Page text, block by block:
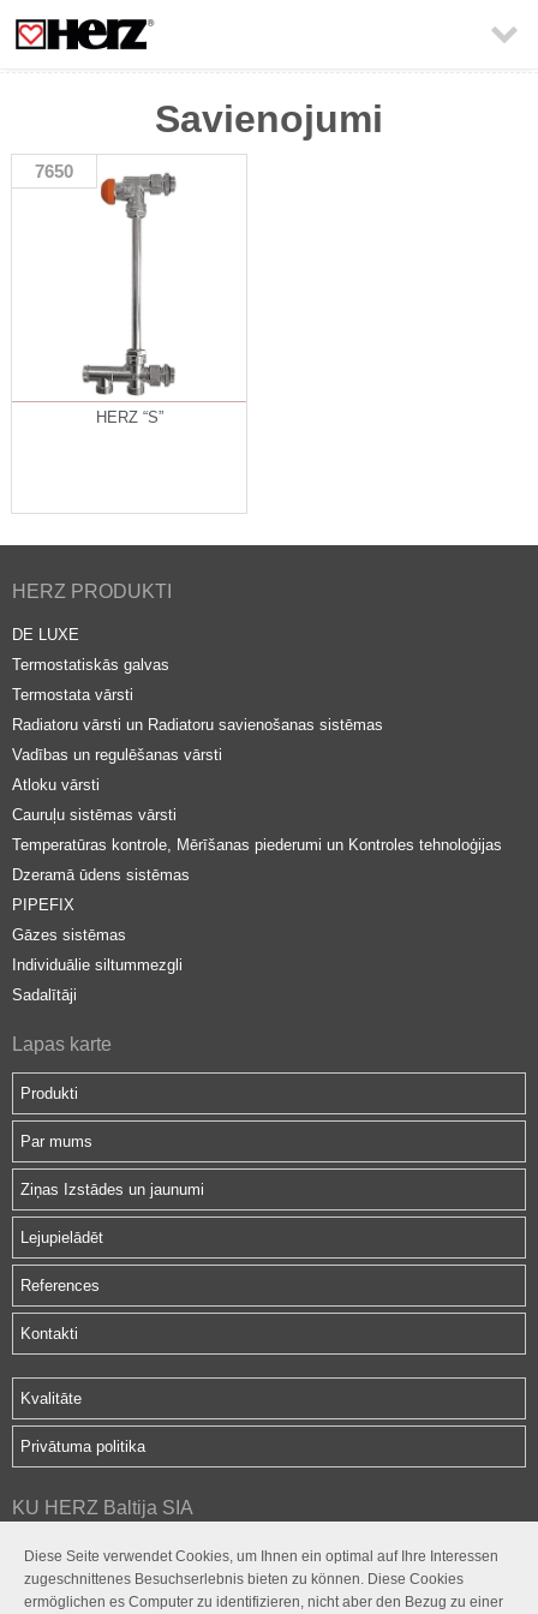
Diese Seite verwendet Cookies, um Ihnen ein optimal auf Ihre Interessen
zugeschnittenes Besuchserlebnis bieten zu können. Diese Cookies
ermöglichen es Computer zu identifizieren, nicht aber den Bezug zu einer

Savienojumi
7650
HERZ “S”
HERZ PRODUKTI
DE LUXE
Termostatiskās galvas
Termostata vārsti
Radiatoru vārsti un Radiatoru savienošanas sistēmas
Vadības un regulēšanas vārsti
Atloku vārsti
Cauruļu sistēmas vārsti
Temperatūras kontrole, Mērīšanas piederumi un Kontroles tehnoloģijas
Dzeramā ūdens sistēmas
PIPEFIX
Gāzes sistēmas
Individuālie siltummezgli
Sadalītāji
Lapas karte
Produkti
Par mums
Ziņas Izstādes un jaunumi
Lejupielādēt
References
Kontakti
Kvalitāte
Privātuma politika
KU HERZ Baltija SIA
Rīga, LV-1079
herz@herz.lv